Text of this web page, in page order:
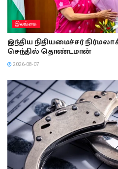
இலங்கை
இந்திய நிதியமைச்சர்
செந்தில் தொண்டமான்
2026-08-07